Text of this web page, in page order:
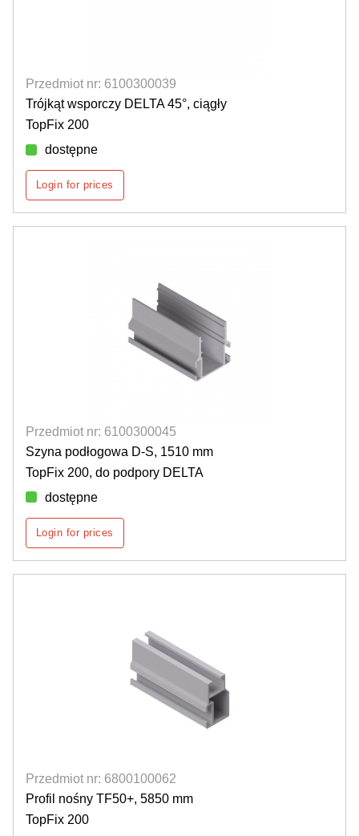
Przedmiot nr: 6100300039
Trójkąt wsporczy DELTA 45°, ciągły
TopFix 200
dostępne
Login for prices
Przedmiot nr: 6100300045
Szyna podłogowa D-S, 1510 mm
TopFix 200, do podpory DELTA
dostępne
Login for prices
Przedmiot nr: 6800100062
Profil nośny TF50+, 5850 mm
TopFix 200